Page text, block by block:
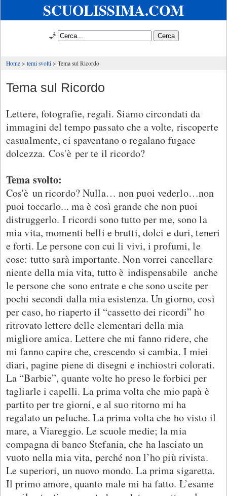
SCUOLISSIMA.COM
🧞
Home temi svolti Tema sul Ricordo
Tema sul Ricordo
Lettere, fotografie, regali. Siamo circondati da
immagini del tempo passato che a volte, riscoperte
casualmente, ci spaventano o regalano fugace
dolcezza. Cos'è per te il ricordo?
Tema svolto:
Cos'è un ricordo? Nulla… non puoi vederlo…non
puoi toccarlo... ma è così grande che non puoi
distruggerlo. I ricordi sono tutto per me, sono la
mia vita, momenti belli e brutti, dolci e duri, teneri
e forti. Le persone con cui li vivi, i profumi, le
cose: tutto sarà importante. Non vorrei cancellare
niente della mia vita, tutto è indispensabile anche
le persone che sono entrate e che sono uscite per
pochi secondi dalla mia esistenza. Un giorno, così
per caso, ho riaperto il “cassetto dei ricordi” ho
ritrovato lettere delle elementari della mia
migliore amica. Lettere che mi fanno ridere, che
mi fanno capire che, crescendo si cambia. I miei
diari, pagine piene di disegni e inchiostri colorati.
La “Barbie”, quante volte ho preso le forbici per
tagliarle i capelli. La prima volta che mio papà è
partito per tre giorni, e al suo ritorno mi ha
regalato un peluche. La prima volta che ho visto il
mare, a Viareggio. Le scuole medie; la mia
compagna di banco Stefania, che ha lasciato un
vuoto nella mia vita, perché non l’ho più rivista.
Le superiori, un nuovo mondo. La prima sigaretta.
Il primo amore, quanto male mi ha fatto. L’esame